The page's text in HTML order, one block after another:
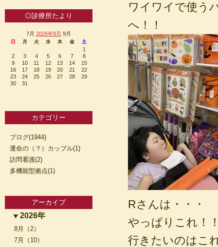
ワイワイで使う
へ！！
Rさんは・・・
やっぱりこれ！
行きたいのはこ
◎診療所たより
7月 2026年8月 9月
日 月 火 水 木 金 土
1
2
3 4 5 6 7
8
9
10 11 12 13 14
15
16
17 18 19 20 21
22
23
24 25 26 27 28
29
30
31
カテゴリー
ブログ(1944)
運命の（？）カップル(1)
訪問看護(2)
多機能型拠点(1)
アーカイブ
2026年
8月（2）
7月（10）